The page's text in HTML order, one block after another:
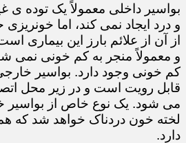
بواسیر داخلی معمولاً یک توده ی
و درد ایجاد نمی کند، اما
از آن از علائم بارز این بیماری
و معمولاً منجر به کم خونی نمی
کم خونی وجود دارد. بواسیر
قابل رویت است و در زیر محل
می شود. یک نوع خاص از بواسیر
لخته خون دردناک خواهد شد که
دارد.